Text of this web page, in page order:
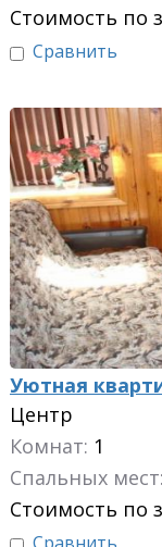
Стоимость по
Сравнить
Уютная
Центр
Комнат: 1
Спальных мест:
Стоимость по